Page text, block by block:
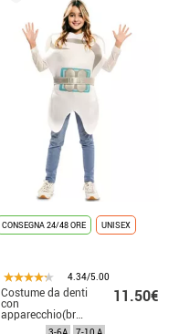
CONSEGNA 24/48 ORE UNISEX
4.34/5.00
Costume da denti
con
apparecchio(brackets)
per bambini
11.50€